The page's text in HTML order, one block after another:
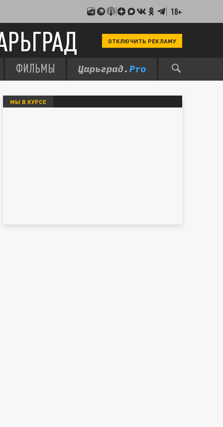
18+
ОТКЛЮЧИТЬ РЕКЛАМУ
ФИЛЬМЫ
МЫ В КУРСЕ